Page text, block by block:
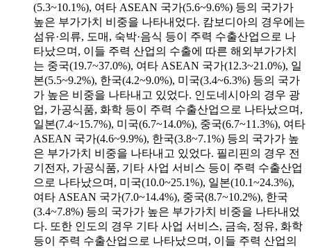
(5.3~10.1%), 여타 ASEAN 국가(5.6~9.6%) 등의 국가가
높은 부가가치 비중을 나타내었다. 캄보디아의 경우에는
섬유·의류, 도매, 숙박·음식 등이 주력 수출산업으로 나
타났으며, 이들 주력 산업의 수출에 따른 해외부가가치
는 중국(19.7~37.0%), 여타 ASEAN 국가(12.3~21.0%), 일
본(5.5~9.2%), 한국(4.2~9.0%), 미국(3.4~6.3%) 등의 국가
가 높은 비중을 나타내고 있었다. 인도네시아의 경우 광
업, 가공식품, 화학 등이 주력 수출산업으로 나타났으며,
일본(7.4~15.7%), 미국(6.7~14.0%), 중국(6.7~11.3%), 여타
ASEAN 국가(4.6~9.9%), 한국(3.8~7.1%) 등의 국가가 높
은 부가가치 비중을 나타내고 있었다. 필리핀의 경우 전
기전자, 가공식품, 기타 사업 서비스 등이 주력 수출산업
으로 나타났으며, 미국(10.0~25.1%), 일본(10.1~24.3%),
여타 ASEAN 국가(7.0~14.4%), 중국(8.7~10.2%), 한국
(3.4~7.8%) 등의 국가가 높은 부가가치 비중을 나타내었
다. 또한 인도의 경우 기타 사업 서비스, 금속, 정유, 화학
등이 주력 수출산업으로 나타났으며, 이들 주력 산업의